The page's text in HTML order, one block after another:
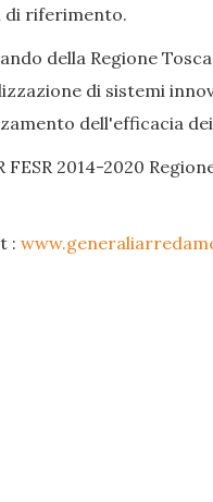
di riferimento.
della Regione
di sistemi
dell'efficacia
2014-2020
: